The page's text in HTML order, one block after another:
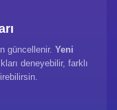
güncellenir. Yeni
deneyebilir, farklı